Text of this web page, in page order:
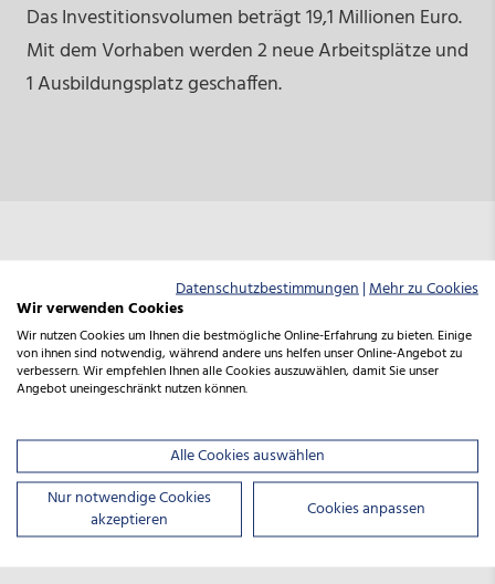
Das Investitionsvolumen beträgt 19,1 Millionen Euro.
Mit dem Vorhaben werden 2 neue Arbeitsplätze und
1 Ausbildungsplatz geschaffen.
Die GRW ist das wichtigste regionale
Investitionsförderprogramm in Deutschland. Ziel ist
stärken, neue Arbeitsplätze zu schaffen und die
wirtschaftliche Entwicklung insbesondere in
strukturschwächeren Regionen nachhaltig zu
fördern.
Datenschutzbestimmungen|Mehr zu Cookies
Wir verwenden Cookies
Wir nutzen Cookies um Ihnen die bestmögliche Online-Erfahrung zu bieten. Einige
von ihnen sind notwendig, während andere uns helfen unser Online-Angebot zu
verbessern. Wir empfehlen Ihnen alle Cookies auszuwählen, damit Sie unser
Angebot uneingeschränkt nutzen können.
Alle Cookies auswählen
Nur notwendige Cookies
akzeptieren
Cookies anpassen